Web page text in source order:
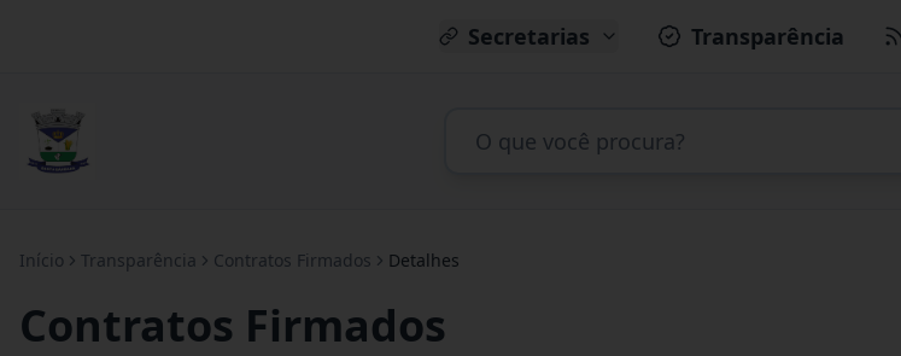
Secretarias Transparência
Início Transparência Contratos Firmados Detalhes
Contratos Firmados